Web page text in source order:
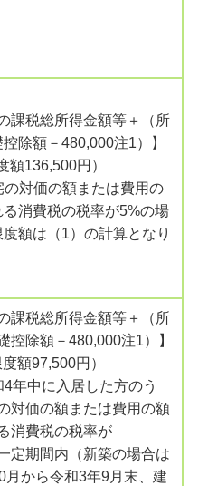
課税総所得金額等＋（所
除額－480,000注1）】
額136,500円）
の対価の額または費用の
消費税の税率が5%の場
額は（1）の計算となり
課税総所得金額等＋（所
控除額－480,000注1）】
額97,500円）
年中に入居した方のう
対価の額または費用の額
消費税の税率が
定期間内（新築の場合は
月から令和3年9月末、建